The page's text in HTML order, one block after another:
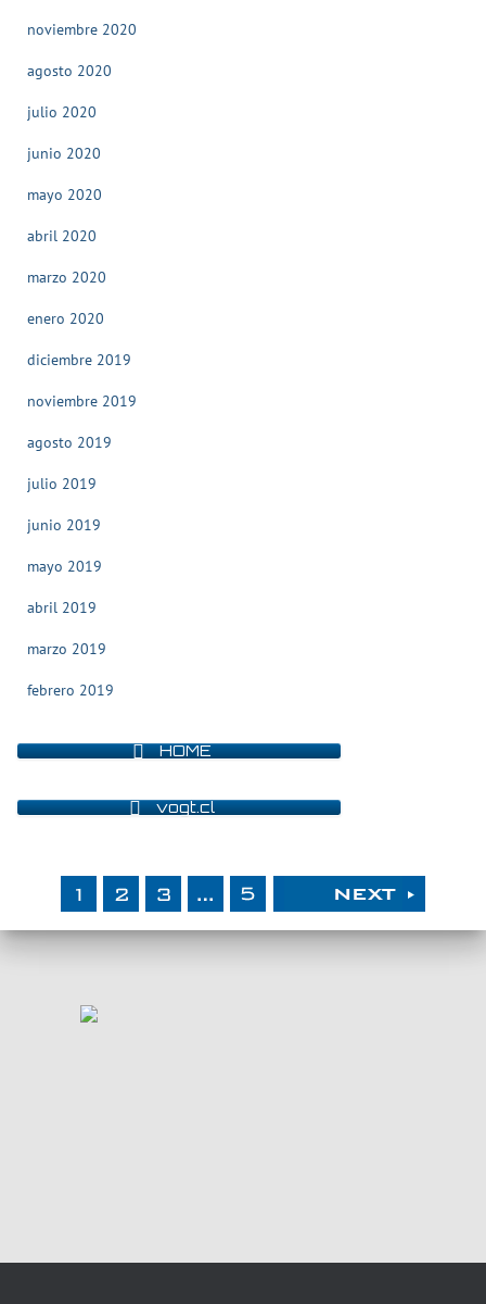
noviembre 2020
agosto 2020
julio 2020
junio 2020
mayo 2020
abril 2020
marzo 2020
enero 2020
diciembre 2019
noviembre 2019
agosto 2019
julio 2019
junio 2019
mayo 2019
abril 2019
marzo 2019
febrero 2019
HOME
vogt.cl